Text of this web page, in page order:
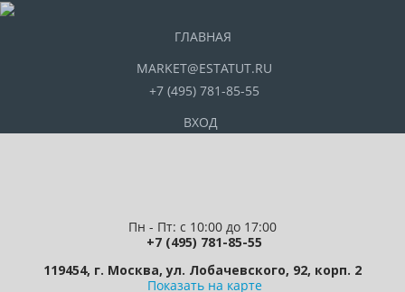
ГЛАВНАЯ
MARKET@ESTATUT.RU
+7 (495) 781-85-55
ВХОД
Пн - Пт: с 10:00 до 17:00
+7 (495) 781-85-55
119454, г. Москва, ул. Лобачевского, 92, корп. 2
Показать на карте